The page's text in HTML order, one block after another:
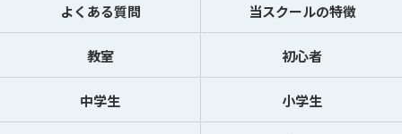
よくある質問 当スクールの特徴
教室 初心者
中学生 小学生